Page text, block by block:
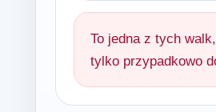
To jedna z tych
tylko przypadkowo